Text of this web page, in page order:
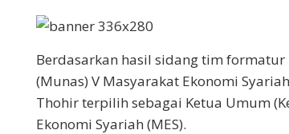
Berdasarkan hasil sidang tim
(Munas) V Masyarakat Ekonomi
Thohir terpilih sebagai Ketua Umum
Ekonomi Syariah (MES).